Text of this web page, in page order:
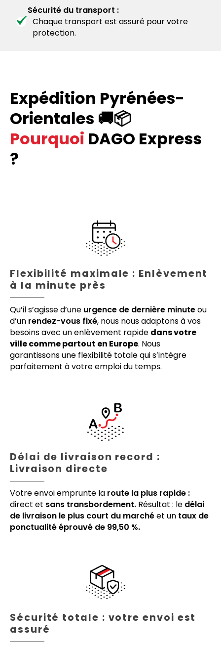
Sécurité du transport :
Chaque transport est assuré pour votre
protection.
Expédition Pyrénées-
Orientales 🚚📦
Pourquoi DAGO Express
?
Flexibilité maximale : Enlèvement
à la minute près
Qu’il s’agisse d’une urgence de dernière minuteou
d’un rendez-vous fixé, nous nous adaptons à vos
besoins avec un enlèvement rapide dans votre
ville comme partout en Europe. Nous
garantissons une flexibilité totale qui s’intègre
parfaitement à votre emploi du temps.
Délai de livraison record :
Livraison directe
Votre envoi emprunte la route la plus rapide :
direct et sans transbordement. Résultat : le délai
de livraison le plus court du marchéet un taux de
ponctualité éprouvé de 99,50 %.
Sécurité totale : votre envoi est
assuré